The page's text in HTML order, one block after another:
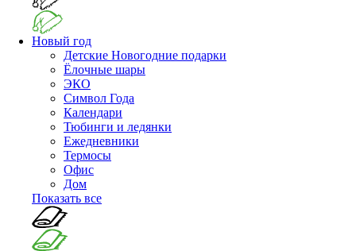
Новый год
Детские Новогодние подарки
Ёлочные шары
ЭКО
Символ Года
Календари
Тюбинги и ледянки
Ежедневники
Термосы
Офис
Дом
Показать все